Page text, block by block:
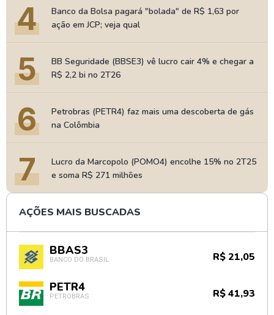
4
Banco da Bolsa pagará "bolada" de R$ 1,63 por
ação em JCP; veja qual
5
BB Seguridade (BBSE3) vê lucro cair 4% e chegar a
R$ 2,2 bi no 2T26
6
Petrobras (PETR4) faz mais uma descoberta de gás
na Colômbia
7
Lucro da Marcopolo (POMO4) encolhe 15% no 2T25
e soma R$ 271 milhões
AÇÕES MAIS BUSCADAS
BBAS3
BANCO DO BRASIL R$ 21,05
PETR4
PETROBRAS R$ 41,93